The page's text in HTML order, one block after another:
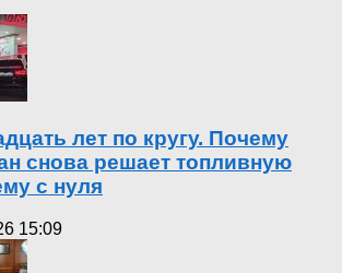
лет по кругу. Почему
снова решает топливную
с нуля
15:09